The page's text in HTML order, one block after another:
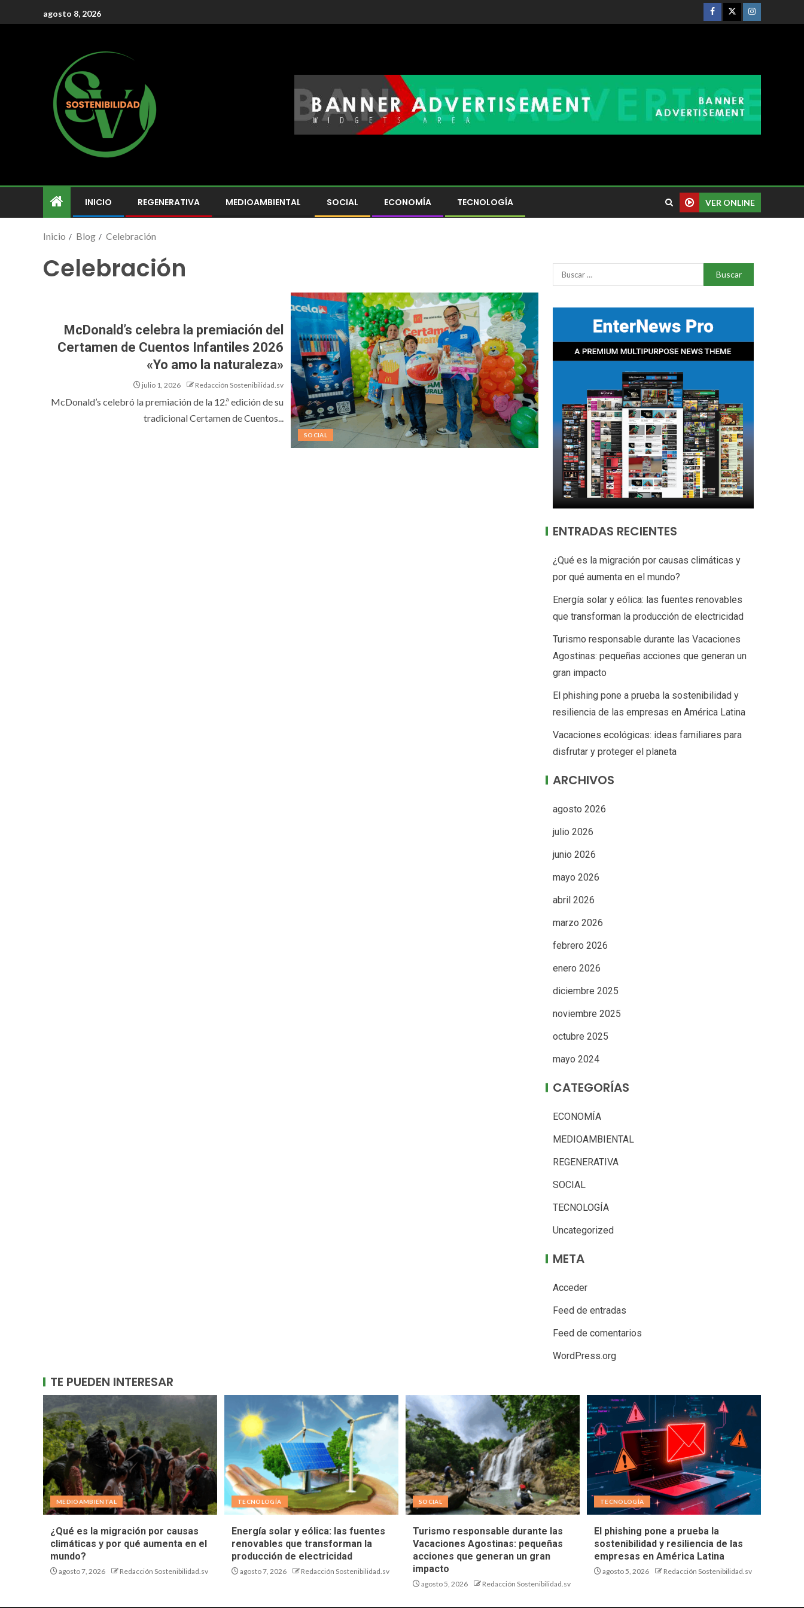
agosto 8, 2026
INICIO REGENERATIVA MEDIOAMBIENTAL SOCIAL ECONOMÍA TECNOLOGÍA VER ONLINE
Inicio Blog Celebración
Celebración
SOCIAL
McDonald’s celebra la premiación del
Certamen de Cuentos Infantiles 2026
«Yo amo la naturaleza»
julio 1, 2026 Redacción Sostenibilidad.sv
McDonald’s celebró la premiación de la 12.ª edición de su
tradicional Certamen de Cuentos...
ENTRADAS RECIENTES
¿Qué es la migración por causas climáticas y
por qué aumenta en el mundo?
Energía solar y eólica: las fuentes renovables
que transforman la producción de electricidad
Turismo responsable durante las Vacaciones
Agostinas: pequeñas acciones que generan un
gran impacto
El phishing pone a prueba la sostenibilidad y
resiliencia de las empresas en América Latina
Vacaciones ecológicas: ideas familiares para
disfrutar y proteger el planeta
ARCHIVOS
agosto 2026
julio 2026
junio 2026
mayo 2026
abril 2026
marzo 2026
febrero 2026
enero 2026
diciembre 2025
noviembre 2025
octubre 2025
mayo 2024
CATEGORÍAS
ECONOMÍA
MEDIOAMBIENTAL
REGENERATIVA
SOCIAL
TECNOLOGÍA
Uncategorized
META
Acceder
Feed de entradas
Feed de comentarios
WordPress.org
TE PUEDEN INTERESAR
MEDIOAMBIENTAL
¿Qué es la migración por causas
climáticas y por qué aumenta en el
mundo?
agosto 7, 2026 Redacción Sostenibilidad.sv
TECNOLOGÍA
Energía solar y eólica: las fuentes
renovables que transforman la
producción de electricidad
agosto 7, 2026 Redacción Sostenibilidad.sv
SOCIAL
Turismo responsable durante las
Vacaciones Agostinas: pequeñas
acciones que generan un gran
impacto
agosto 5, 2026 Redacción Sostenibilidad.sv
TECNOLOGÍA
El phishing pone a prueba la
sostenibilidad y resiliencia de las
empresas en América Latina
agosto 5, 2026 Redacción Sostenibilidad.sv